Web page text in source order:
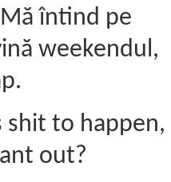
întind pe
weekendul,
shit to happen,
out?